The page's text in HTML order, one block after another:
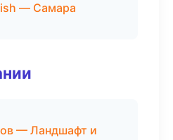
— Самара
— Ландшафт и